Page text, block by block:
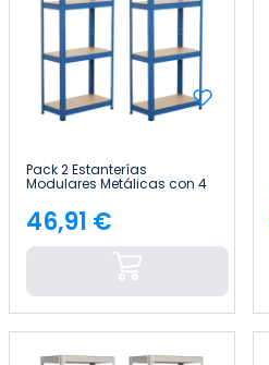
Pack 2 Estanterías
Modulares Metálicas con 4
Thinia Home
Precio
46,91 €